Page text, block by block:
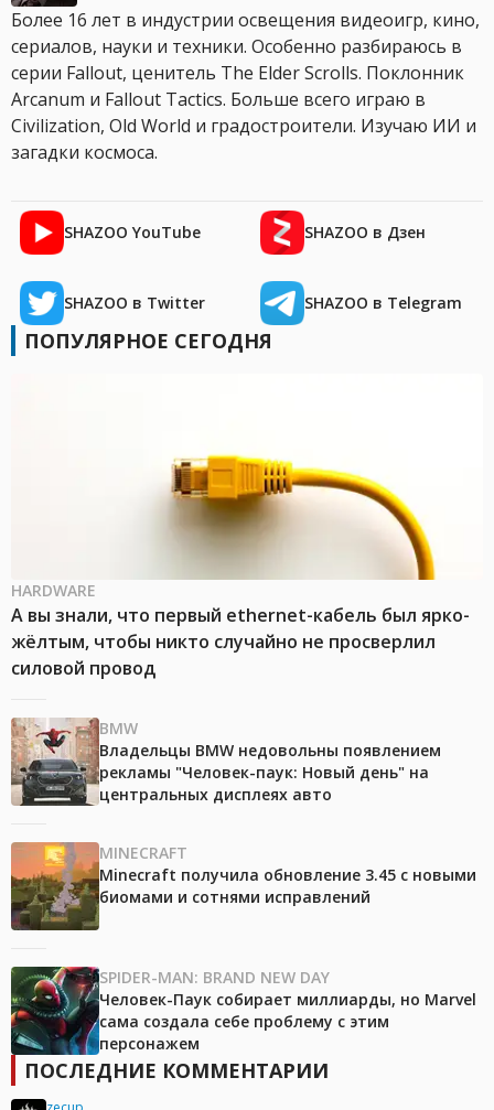
Более 16 лет в индустрии освещения видеоигр, кино,
сериалов, науки и техники. Особенно разбираюсь в
серии Fallout, ценитель The Elder Scrolls. Поклонник
Arcanum и Fallout Tactics. Больше всего играю в
Civilization, Old World и градостроители. Изучаю ИИ и
загадки космоса.
SHAZOO YouTube SHAZOO в Дзен
SHAZOO в Twitter SHAZOO в Telegram
ПОПУЛЯРНОЕ СЕГОДНЯ
HARDWARE
А вы знали, что первый ethernet-кабель был ярко-
жёлтым, чтобы никто случайно не просверлил
силовой провод
BMW
Владельцы BMW недовольны появлением
рекламы "Человек-паук: Новый день" на
центральных дисплеях авто
MINECRAFT
Minecraft получила обновление 3.45 с новыми
биомами и сотнями исправлений
SPIDER-MAN: BRAND NEW DAY
Человек-Паук собирает миллиарды, но Marvel
сама создала себе проблему с этим
персонажем
ПОСЛЕДНИЕ КОММЕНТАРИИ